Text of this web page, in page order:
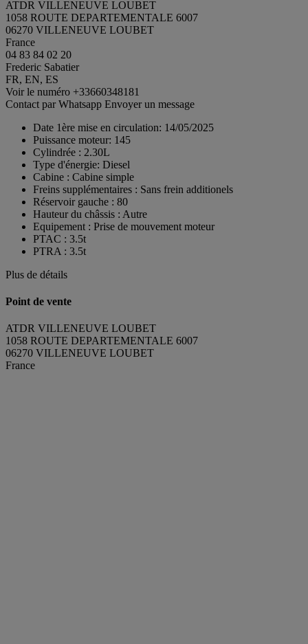
ATDR VILLENEUVE LOUBET
1058 ROUTE DEPARTEMENTALE 6007
06270 VILLENEUVE LOUBET
France
04 83 84 02 20
Frederic Sabatier
FR, EN, ES
Voir le numéro +33660348181
Contact par Whatsapp Envoyer un message
Date 1ère mise en circulation: 14/05/2025
Puissance moteur: 145
Cylindrée : 2.30L
Type d'énergie: Diesel
Cabine : Cabine simple
Freins supplémentaires : Sans frein additionels
Réservoir gauche : 80
Hauteur du châssis : Autre
Equipement : Prise de mouvement moteur
PTAC : 3.5t
PTRA : 3.5t
Plus de détails
Point de vente
ATDR VILLENEUVE LOUBET
1058 ROUTE DEPARTEMENTALE 6007
06270 VILLENEUVE LOUBET
France